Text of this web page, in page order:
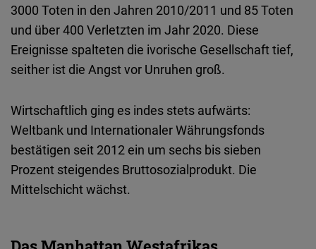
3000 Toten in den Jahren 2010/2011 und 85 Toten
und über 400 Verletzten im Jahr 2020. Diese
Ereignisse spalteten die ivorische Gesellschaft tief,
seither ist die Angst vor Unruhen groß.
Wirtschaftlich ging es indes stets aufwärts:
Weltbank und Internationaler Währungsfonds
bestätigen seit 2012 ein um sechs bis sieben
Prozent steigendes Bruttosozialprodukt. Die
Mittelschicht wächst.